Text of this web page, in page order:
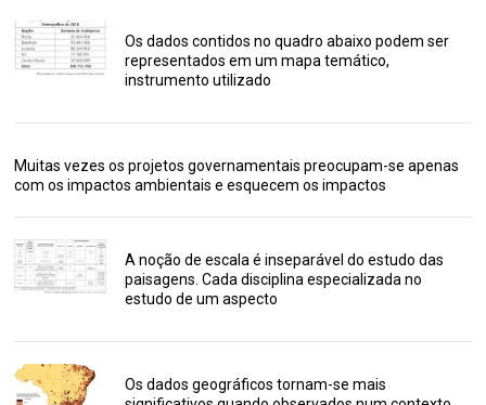
Os dados contidos no quadro abaixo podem ser
representados em um mapa temático,
instrumento utilizado
Muitas vezes os projetos governamentais preocupam-se apenas
com os impactos ambientais e esquecem os impactos
A noção de escala é inseparável do estudo das
paisagens. Cada disciplina especializada no
estudo de um aspecto
Os dados geográficos tornam-se mais